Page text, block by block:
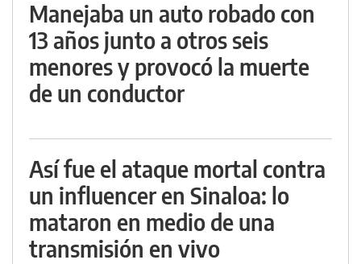
Manejaba un auto robado con
13 años junto a otros seis
menores y provocó la muerte
de un conductor
Así fue el ataque mortal contra
un influencer en Sinaloa: lo
mataron en medio de una
transmisión en vivo